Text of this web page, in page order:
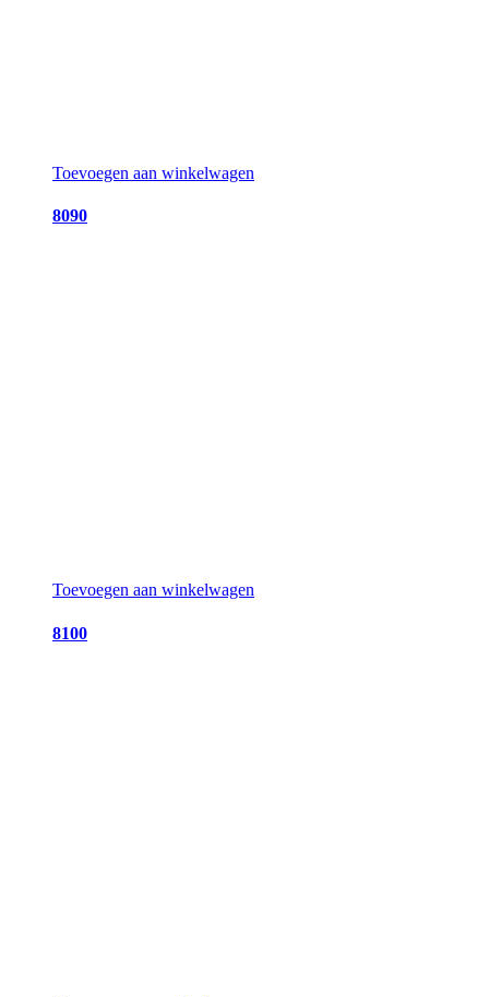
Toevoegen aan winkelwagen
8090
Toevoegen aan winkelwagen
8100